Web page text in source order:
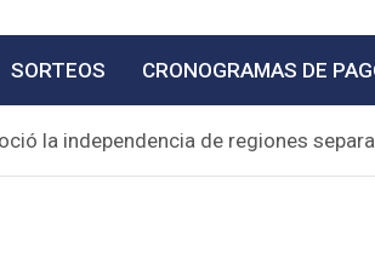
SORTEOS CRONOGRAMAS DE
la independencia de regiones